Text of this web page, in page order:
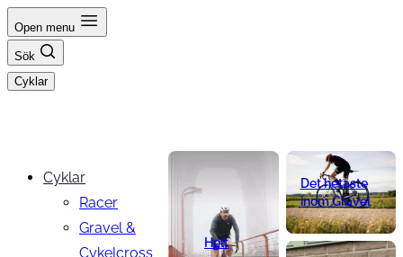
Hoppa
till
innehåll
Open menu
Sök
Cyklar
Cyklar
Racer
Gravel &
Cykelcross
Helt
Det hetaste
inom Gravel